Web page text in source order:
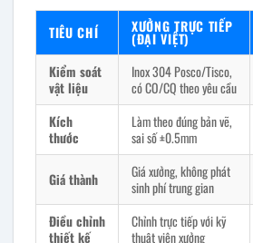
TIÊU CHÍ XƯỞNG TRỰC TIẾP
(ĐẠI VIỆT)
Kiểm soát
vật liệu
Inox 304 Posco/Tisco,
có CO/CQ theo yêu cầu
Kích
thước
Làm theo đúng bản vẽ,
sai số ±0.5mm
Giá thành
Giá xưởng, không phát
sinh phí trung gian
Điều chỉnh
thiết kế
Chỉnh trực tiếp với kỹ
thuật viên xưởng